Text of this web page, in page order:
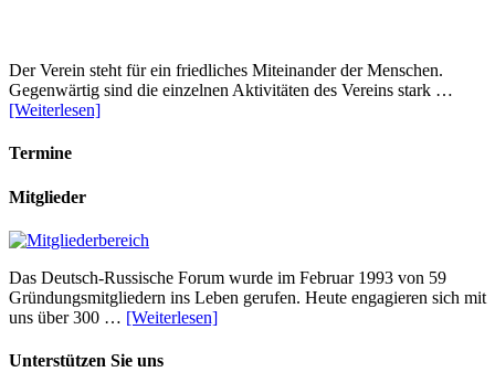
Der Verein steht für ein friedliches Miteinander der Menschen.
Gegenwärtig sind die einzelnen Aktivitäten des Vereins stark …
[Weiterlesen]
Termine
Mitglieder
Das Deutsch-Russische Forum wurde im Februar 1993 von 59
Gründungsmitgliedern ins Leben gerufen. Heute engagieren sich mit
uns über 300 … [Weiterlesen]
Unterstützen Sie uns